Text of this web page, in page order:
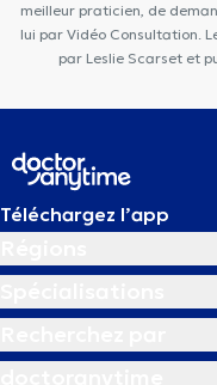
meilleur praticien, de
lui par Vidéo Consultation.
par Leslie Scarset et
Téléchargez l’app